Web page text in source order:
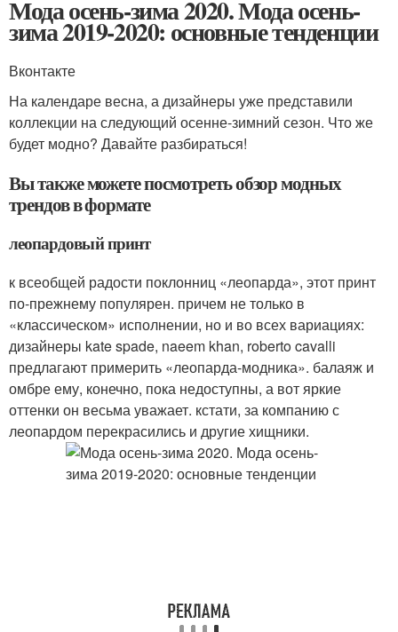
Мода осень-зима 2020. Мода осень-
зима 2019-2020: основные тенденции
Вконтакте
На календаре весна, а дизайнеры уже представили
коллекции на следующий осенне-зимний сезон. Что же
будет модно? Давайте разбираться!
Вы также можете посмотреть обзор модных
трендов в формате
леопардовый принт
к всеобщей радости поклонниц «леопарда», этот принт
по-прежнему популярен. причем не только в
«классическом» исполнении, но и во всех вариациях:
дизайнеры kate spade, naeem khan, roberto cavalli
предлагают примерить «леопарда-модника». балаяж и
омбре ему, конечно, пока недоступны, а вот яркие
оттенки он весьма уважает. кстати, за компанию с
леопардом перекрасились и другие хищники.